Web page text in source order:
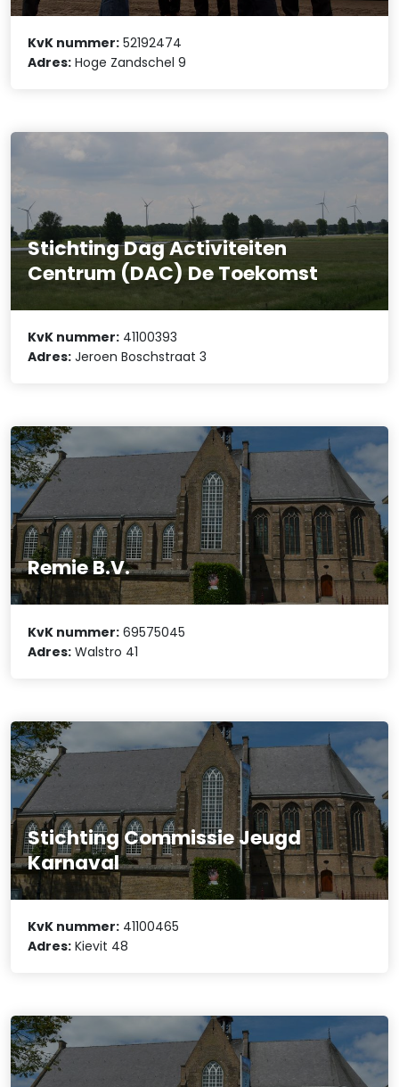
KvK nummer: 52192474
Adres: Hoge Zandschel 9
Stichting Dag Activiteiten
Centrum (DAC) De Toekomst
KvK nummer: 41100393
Adres: Jeroen Boschstraat 3
Remie B.V.
KvK nummer: 69575045
Adres: Walstro 41
Stichting Commissie Jeugd
Karnaval
KvK nummer: 41100465
Adres: Kievit 48